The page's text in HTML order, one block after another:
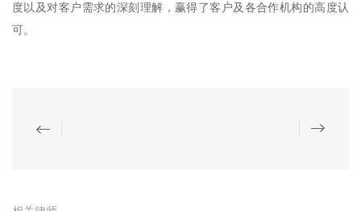
度以及对客户需求的深刻理解，赢得了客户及各合作机构的高度认
可。